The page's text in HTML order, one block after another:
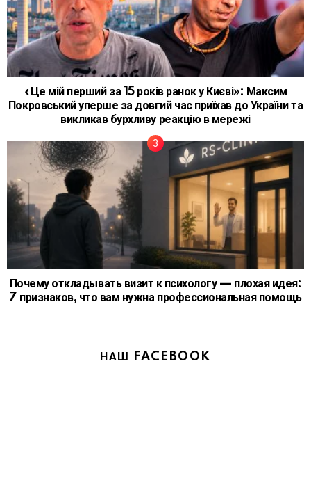
«Це мій перший за 15 років ранок у Києві»: Максим
Покровський уперше за довгий час приїхав до України та
викликав бурхливу реакцію в мережі
Почему откладывать визит к психологу — плохая идея:
7 признаков, что вам нужна профессиональная помощь
НАШ FACEBOOK